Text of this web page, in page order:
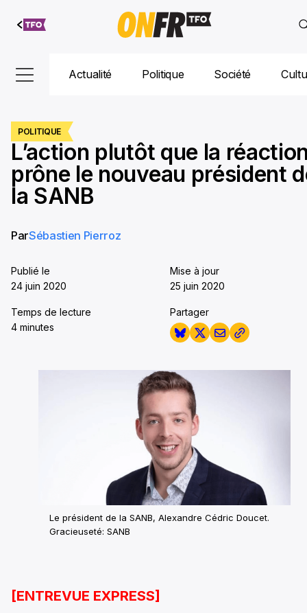
Aller au
contenu
Actualité Politique Société
POLITIQUE
L’action plutôt que la
prône le nouveau président
la SANB
ParSébastien Pierroz
Publié le
24 juin 2020
Mise à jour
25 juin 2020
Temps de lecture
4 minutes
Partager
Le président de la SANB, Alexandre Cédric Doucet.
Gracieuseté: SANB
[ENTREVUE EXPRESS]